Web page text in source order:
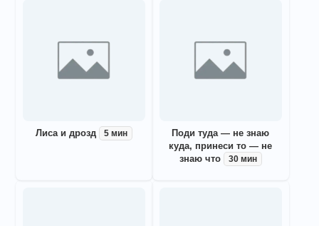
Лиса и дрозд 5 мин
Поди туда — не знаю
куда, принеси то — не
знаю что
30 мин